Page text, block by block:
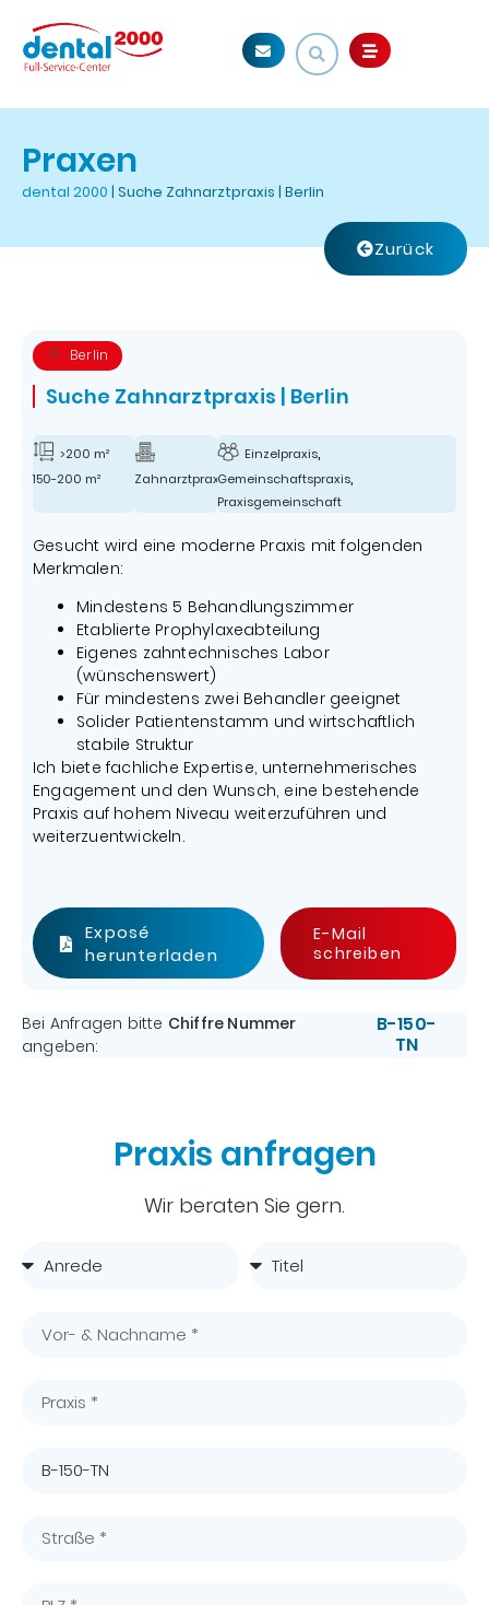
Praxen
dental 2000 | Suche Zahnarztpraxis | Berlin
Zurück
Berlin
Suche Zahnarztpraxis | Berlin
>200 m²,
150-200 m² Zahnarztpraxis
Einzelpraxis,
Gemeinschaftspraxis,
Praxisgemeinschaft
Gesucht wird eine moderne Praxis mit folgenden
Merkmalen:
Mindestens 5 Behandlungszimmer
Etablierte Prophylaxeabteilung
Eigenes zahntechnisches Labor
(wünschenswert)
Für mindestens zwei Behandler geeignet
Solider Patientenstamm und wirtschaftlich
stabile Struktur
Ich biete fachliche Expertise, unternehmerisches
Engagement und den Wunsch, eine bestehende
Praxis auf hohem Niveau weiterzuführen und
weiterzuentwickeln.
Exposé
herunterladen
E-Mail
schreiben
Bei Anfragen bitte Chiffre Nummer
angeben:
B-150-
TN
Praxis anfragen
Wir beraten Sie gern.